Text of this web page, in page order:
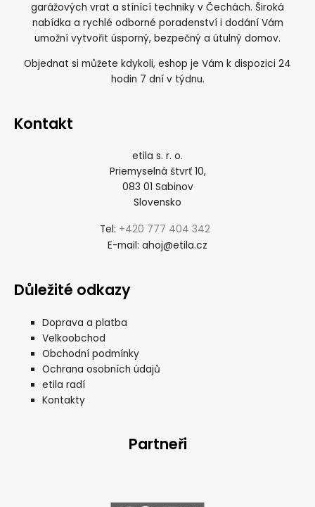
garážových vrat a stínící techniky v Čechách. Široká
nabídka a rychlé odborné poradenství i dodání Vám
umožní vytvořit úsporný, bezpečný a útulný domov.
Objednat si můžete kdykoli, eshop je Vám k dispozici 24
hodin 7 dní v týdnu.
Kontakt
etila s. r. o.
Priemyselná štvrť 10,
083 01 Sabinov
Slovensko
Tel: +420 777 404 342
E-mail: ahoj@etila.cz
Důležité odkazy
Doprava a platba
Velkoobchod
Obchodní podmínky
Ochrana osobních údajů
etila radí
Kontakty
Partneři